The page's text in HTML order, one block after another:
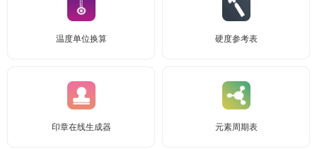
温度单位换算 硬度参考表
印章在线生成器 元素周期表